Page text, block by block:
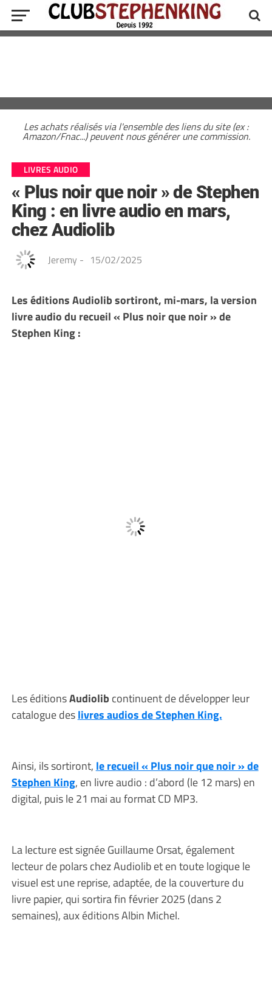
Les achats réalisés via l'ensemble des liens du site (ex :
Amazon/Fnac...) peuvent nous générer une commission.
LIVRES AUDIO
« Plus noir que noir » de Stephen
King : en livre audio en mars,
chez Audiolib
Jeremy - 15/02/2025
Les éditions Audiolib sortiront, mi-mars, la version
livre audio du recueil « Plus noir que noir » de
Stephen King :
Les éditionsAudiolib continuent de développer leur
catalogue deslivres audios de Stephen King.
Ainsi, ils sortiront, le recueil « Plus noir que noir » de
Stephen King, en livre audio : d’abord (le 12 mars) en
digital, puis le 21 mai au format CD MP3.
La lecture est signée Guillaume Orsat, également
lecteur de polars chez Audiolib et en toute logique le
visuel est une reprise, adaptée, de la couverture du
livre papier, qui sortira fin février 2025 (dans 2
semaines), aux éditions Albin Michel.